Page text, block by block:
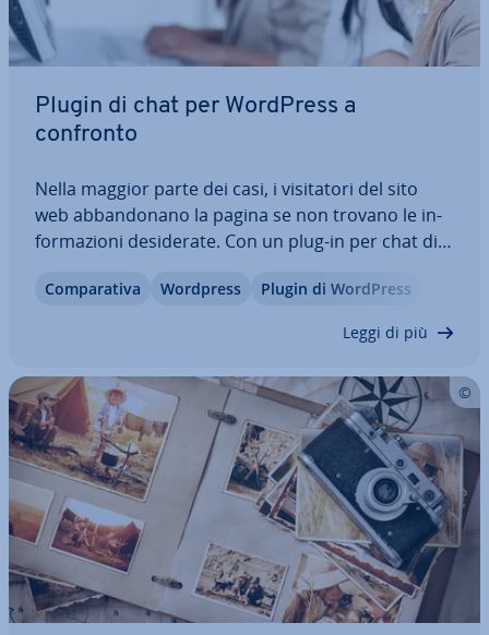
Plugin di chat per WordPress a
confronto
Nella maggior parte dei casi, i vi­si­ta­to­ri del sito
web ab­ban­do­na­no la pagina se non trovano le in­
for­ma­zio­ni de­si­de­ra­te. Con un plug-in per chat di
dei vi­si­ta­to­ri in tempo reale, in­cre­men­tan­do il
Com­pa­ra­ti­va Wordpress Plugin di WordPress
Leggi di più